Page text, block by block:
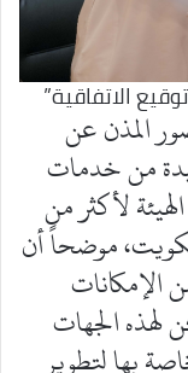
الاتفاقية”
المذن عن
من خدمات
لأكثر من
موضحاً أن
الإمكانات
لهذه الجهات
بها لتطوير